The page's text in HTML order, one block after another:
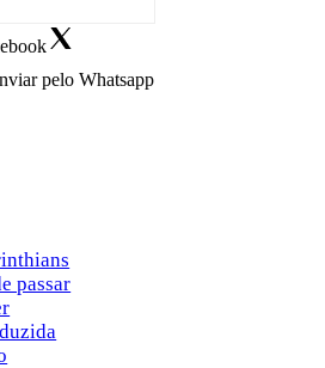
pelo Whatsapp
passar